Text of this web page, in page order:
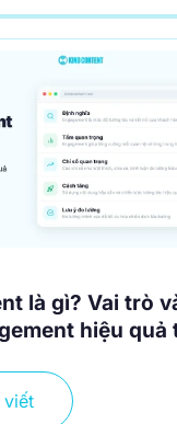
là gì? Vai trò
hiệu quả